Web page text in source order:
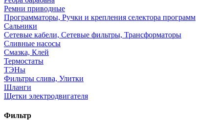
Ремни приводные
Программаторы, Ручки и крепления селектора программ
Сальники
Сетевые кабели, Сетевые фильтры, Трансформаторы
Сливные насосы
Смазка, Клей
Термостаты
ТЭНы
Фильтры слива, Улитки
Шланги
Щетки электродвигателя
Фильтр